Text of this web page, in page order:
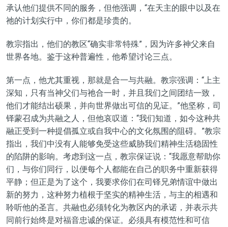
承认他们提供不同的服务，但他强调，“在天主的眼中以及在
祂的计划实行中，你们都是珍贵的。
教宗指出，他们的教区“确实非常特殊”，因为许多神父来自
世界各地。鉴于这种普遍性，他希望讨论三点。
第一点，他尤其重视，那就是合一与共融。教宗强调：“上主
深知，只有当神父们与祂合一时，并且我们之间团结一致，
他们才能结出硕果，并向世界做出可信的见证。”他坚称，司
铎蒙召成为共融之人，但他哀叹道：“我们知道，如今这种共
融正受到一种提倡孤立或自我中心的文化氛围的阻碍。”教宗
指出，我们中没有人能够免受这些威胁我们精神生活稳固性
的陷阱的影响。考虑到这一点，教宗保证说：“我愿意帮助你
们，与你们同行，以便每个人都能在自己的职务中重新获得
平静；但正是为了这个，我要求你们在司铎兄弟情谊中做出
新的努力，这种努力植根于坚实的精神生活，与主的相遇和
聆听他的圣言。共融也必须转化为教区内的承诺，并表示共
同前行始终是对福音忠诚的保证。必须具有模范性和可信